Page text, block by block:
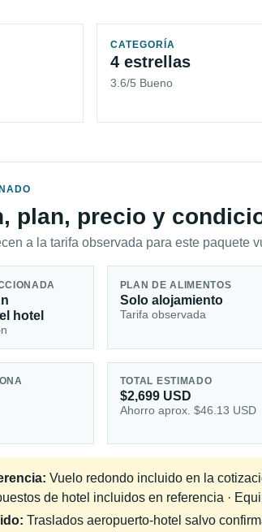
CATEGORÍA
4 estrellas
3.6/5 Bueno
plan, precio y
a la tarifa observada para este paquete
hotel
PLAN DE ALIMENTOS
Solo alojamiento
Tarifa observada
TOTAL ESTIMADO
$2,699 USD
Ahorro aprox. $46.13 USD
Vuelo redondo incluido en la
de hotel incluidos en referencia ·
Traslados aeropuerto-hotel salvo